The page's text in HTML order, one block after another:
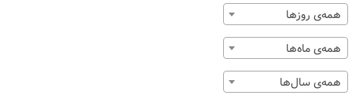
همه‌ی روزها
همه‌ی ماه‌ها
همه‌ی سال‌ها